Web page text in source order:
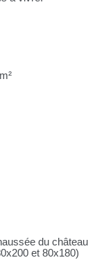
du château
et 80x180)